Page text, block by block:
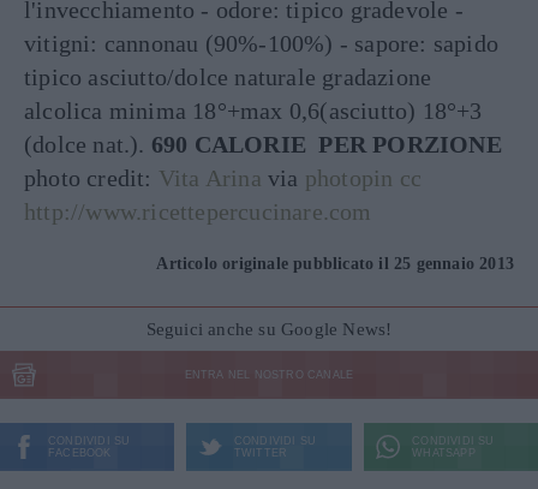
l'invecchiamento - odore: tipico gradevole -
vitigni: cannonau (90%-100%) - sapore: sapido
tipico asciutto/dolce naturale gradazione
alcolica minima 18°+max 0,6(asciutto) 18°+3
(dolce nat.). 690 CALORIE PER PORZIONE
photo credit: Vita Arina via photopin cc
http://www.ricettepercucinare.com
Articolo originale pubblicato il 25 gennaio 2013
Seguici anche su Google News!
ENTRA NEL NOSTRO CANALE
CONDIVIDI SU
FACEBOOK
CONDIVIDI SU
TWITTER
CONDIVIDI SU
WHATSAPP